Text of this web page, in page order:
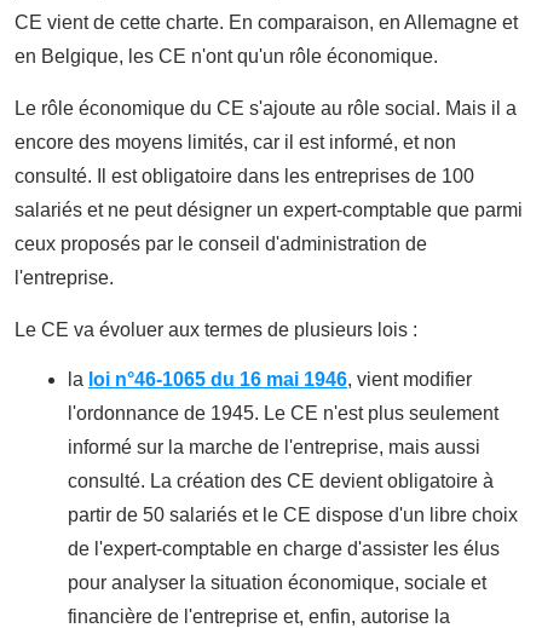
CE vient de cette charte. En comparaison, en Allemagne et
en Belgique, les CE n'ont qu'un rôle économique.
Le rôle économique du CE s'ajoute au rôle social. Mais il a
encore des moyens limités, car il est informé, et non
consulté. Il est obligatoire dans les entreprises de 100
salariés et ne peut désigner un expert-comptable que parmi
ceux proposés par le conseil d'administration de
l'entreprise.
Le CE va évoluer aux termes de plusieurs lois :
la loi n°46-1065 du 16 mai 1946, vient modifier
l'ordonnance de 1945. Le CE n'est plus seulement
informé sur la marche de l'entreprise, mais aussi
consulté. La création des CE devient obligatoire à
partir de 50 salariés et le CE dispose d'un libre choix
de l'expert-comptable en charge d'assister les élus
pour analyser la situation économique, sociale et
financière de l'entreprise et, enfin, autorise la